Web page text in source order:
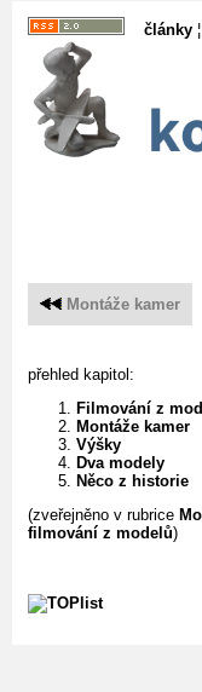
články
Montáže kamer
přehled kapitol:
Filmování z
Montáže kamer
Výšky
Dva modely
Něco z historie
(zveřejněno v rubrice
filmování z modelů)